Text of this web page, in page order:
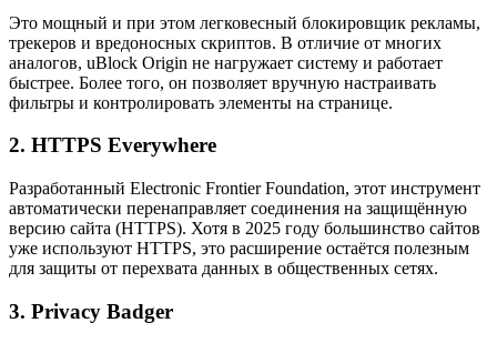
Это мощный и при этом легковесный блокировщик рекламы,
трекеров и вредоносных скриптов. В отличие от многих
аналогов, uBlock Origin не нагружает систему и работает
быстрее. Более того, он позволяет вручную настраивать
фильтры и контролировать элементы на странице.
2. HTTPS Everywhere
Разработанный Electronic Frontier Foundation, этот инструмент
автоматически перенаправляет соединения на защищённую
версию сайта (HTTPS). Хотя в 2025 году большинство сайтов
уже используют HTTPS, это расширение остаётся полезным
для защиты от перехвата данных в общественных сетях.
3. Privacy Badger